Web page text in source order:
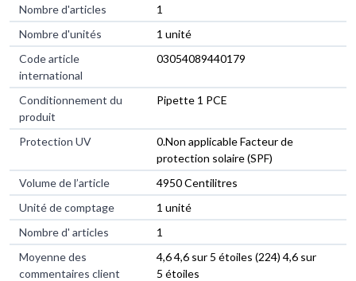
Nombre d'articles
1
Nombre d'unités
1 unité
Code article
international
03054089440179
Conditionnement du
produit
Pipette 1 PCE
Protection UV
0.Non applicable Facteur de
protection solaire (SPF)
Volume de l’article
4950 Centilitres
Unité de comptage
1 unité
Nombre d' articles
1
Moyenne des
commentaires client
4,6 4,6 sur 5 étoiles (224) 4,6 sur
5 étoiles